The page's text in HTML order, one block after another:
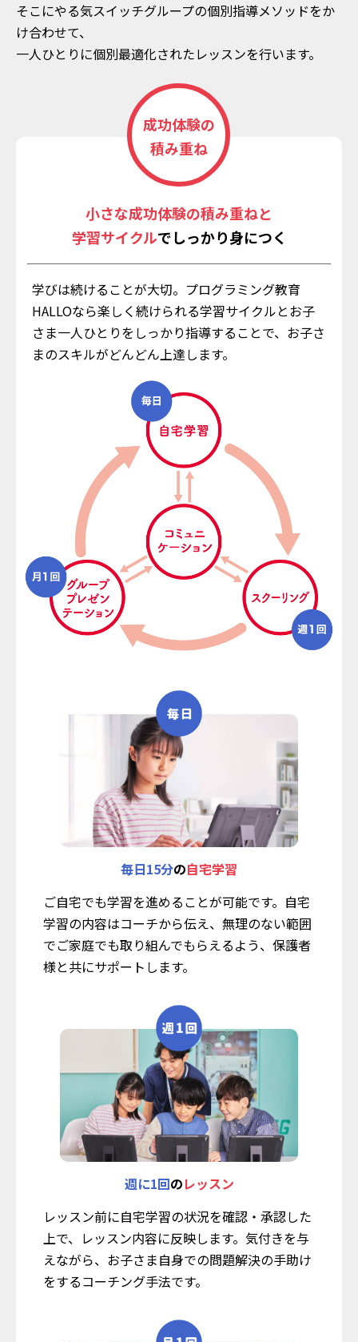
そこにやる気スイッチグループの個別指導メソッドをか
け合わせて、
一人ひとりに個別最適化されたレッスンを行います。
成功体験の
積み重ね
小さな成功体験の積み重ねと
学習サイクルでしっかり身につく
学びは続けることが大切。プログラミング教育
HALLOなら楽しく続けられる学習サイクルとお子
さま一人ひとりをしっかり指導することで、お子さ
まのスキルがどんどん上達します。
毎日15分の自宅学習
ご自宅でも学習を進めることが可能です。自宅
学習の内容はコーチから伝え、無理のない範囲
でご家庭でも取り組んでもらえるよう、保護者
様と共にサポートします。
週に1回のレッスン
レッスン前に自宅学習の状況を確認・承認した
上で、レッスン内容に反映します。気付きを与
えながら、お子さま自身での問題解決の手助け
をするコーチング手法です。